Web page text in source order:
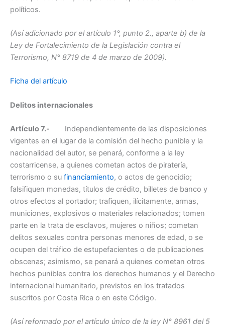
políticos.
(Así adicionado por el artículo 1°, punto 2., aparte b) de la
Ley de Fortalecimiento de la Legislación contra el
Terrorismo, N° 8719 de 4 de marzo de 2009).
Ficha del artículo
Delitos internacionales
Artículo 7.-
Independientemente de las disposiciones
vigentes en el lugar de la comisión del hecho punible y la
nacionalidad del autor, se penará, conforme a la ley
costarricense, a quienes cometan actos de piratería,
terrorismo o su financiamiento, o actos de genocidio;
falsifiquen monedas, títulos de crédito, billetes de banco y
otros efectos al portador; trafiquen, ilícitamente, armas,
municiones, explosivos o materiales relacionados; tomen
parte en la trata de esclavos, mujeres o niños; cometan
delitos sexuales contra personas menores de edad, o se
ocupen del tráfico de estupefacientes o de publicaciones
obscenas; asimismo, se penará a quienes cometan otros
hechos punibles contra los derechos humanos y el Derecho
internacional humanitario, previstos en los tratados
suscritos por Costa Rica o en este Código.
(Así reformado por el artículo único de la ley N° 8961 del 5